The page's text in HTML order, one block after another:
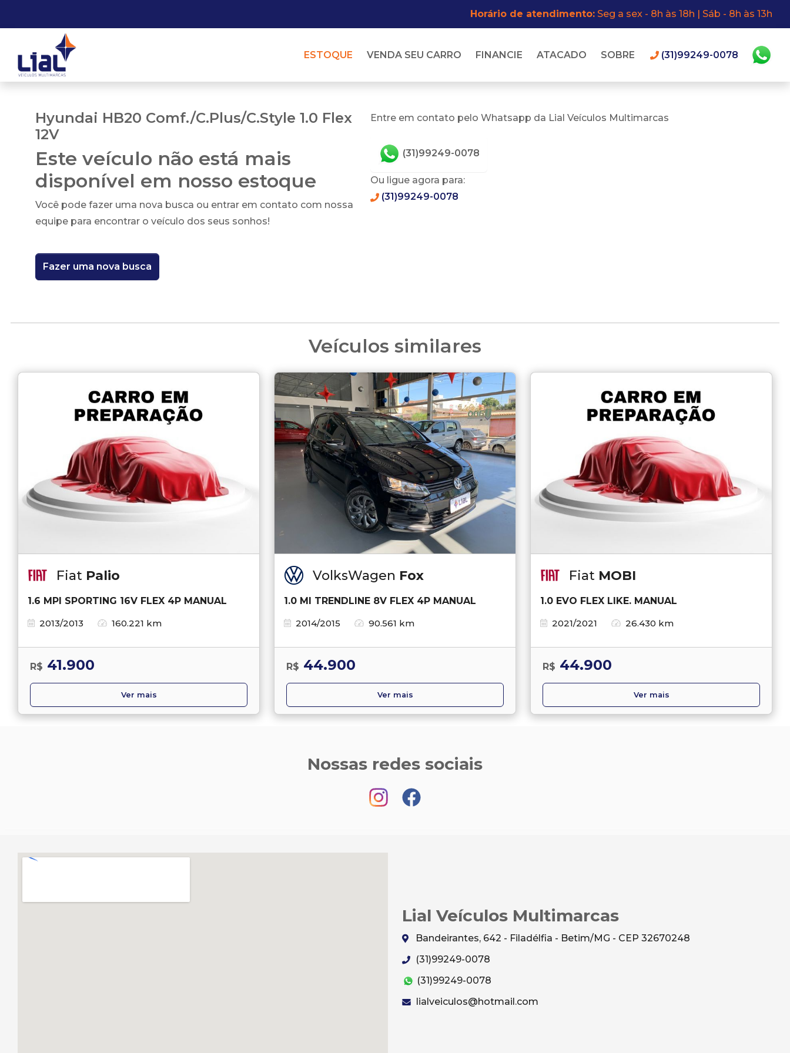
Horário de atendimento: Seg a sex - 8h às 18h | Sáb - 8h às 13h
ESTOQUE VENDA SEU CARRO FINANCIE ATACADO SOBRE (31)99249-0078
Hyundai HB20 Comf./C.Plus/C.Style 1.0 Flex
12V
Este veículo não está mais
disponível em nosso estoque
Você pode fazer uma nova busca ou entrar em contato com nossa
equipe para encontrar o veículo dos seus sonhos!
Fazer uma nova busca
Entre em contato pelo Whatsapp da Lial Veículos Multimarcas
(31)99249-0078
Ou ligue agora para:
(31)99249-0078
Veículos similares
Fiat Palio
1.6 MPI SPORTING 16V FLEX 4P MANUAL
2013/2013
160.221 km
R$ 41.900
Ver mais
VolksWagen Fox
1.0 MI TRENDLINE 8V FLEX 4P MANUAL
2014/2015
90.561 km
R$ 44.900
Ver mais
Fiat MOBI
1.0 EVO FLEX LIKE. MANUAL
2021/2021
26.430 km
R$ 44.900
Ver mais
Nossas redes sociais
Lial Veículos Multimarcas
Bandeirantes, 642 - Filadélfia - Betim/MG - CEP 32670248
(31)99249-0078
(31)99249-0078
lialveiculos@hotmail.com